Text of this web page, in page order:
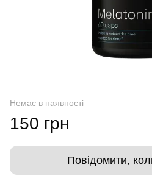
Немає в наявності
150 грн
Повідомити,